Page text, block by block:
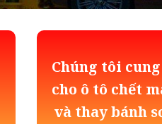
Chúng tôi
cho ô tô chết
và thay bánh